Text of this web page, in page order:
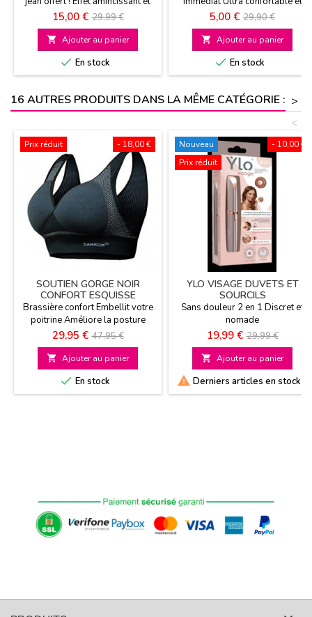
remodelant immédiat Ultra
confortable et doux Convient à
toutes les morphologies
Prix
15,00 € Prix
de
base
29,99 €
 Ajouter au panier
 En stock
doux Convient à toutes les
morphologies
Prix
5,00 € Prix
de
base
29,90 €
 Ajouter au panier
 En stock
16 AUTRES PRODUITS DANS LA MÊME CATÉGORIE : >
<
- 18,00 €
Prix réduit
SOUTIEN GORGE NOIR
CONFORT ESQUISSE
Brassière confort Embellit votre
poitrine Améliore la posture
Existe en 4 tailles
Prix
29,95 € Prix
de
base
47,95 €
 Ajouter au panier
 En stock
- 10,00 €
Nouveau
Prix réduit
YLO VISAGE DUVETS ET
SOURCILS
Sans douleur 2 en 1 Discret et
nomade
Prix
19,99 € Prix
de
base
29,99 €
 Ajouter au panier
 Derniers articles en stock